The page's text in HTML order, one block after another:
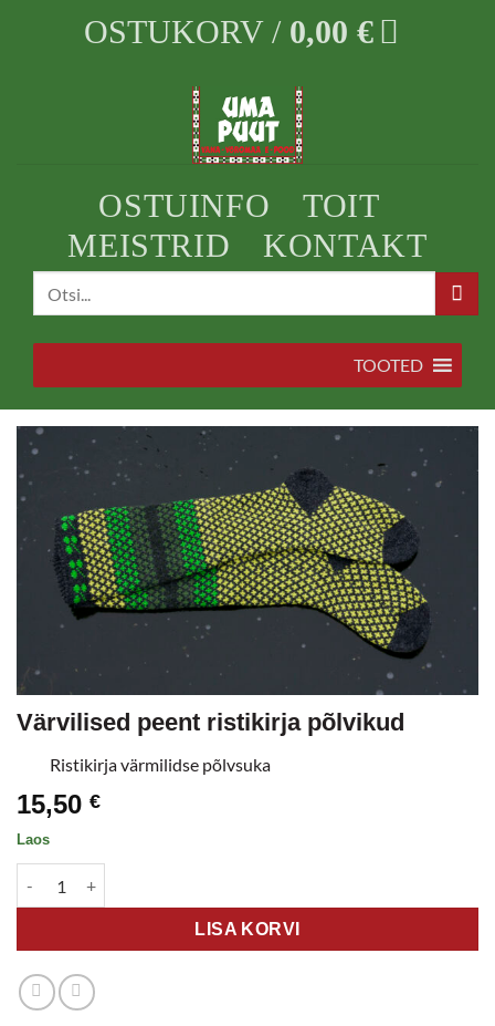
OSTUKORV / 0,00 €
OSTUINFO
TOIT
MEISTRID
KONTAKT
TOOTED
Värvilised peent ristikirja põlvikud
Ristikirja värmilidse põlvsuka
15,50 €
Laos
LISA KORVI